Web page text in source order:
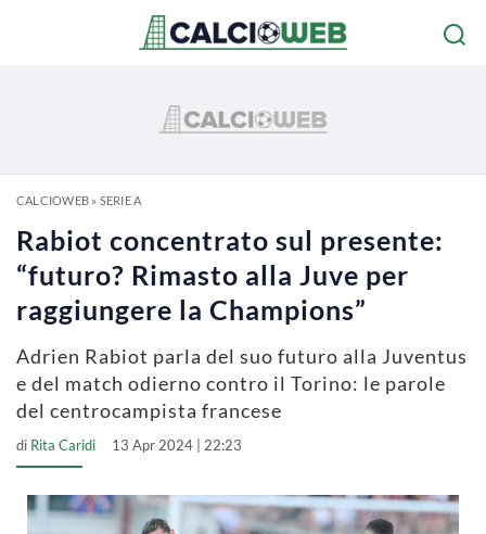
CALCIOWEB» SERIE A
Rabiot concentrato sul presente:
“futuro? Rimasto alla Juve per
raggiungere la Champions”
Adrien Rabiot parla del suo futuro alla Juventus
e del match odierno contro il Torino: le parole
del centrocampista francese
di Rita Caridi 13 Apr 2024 | 22:23